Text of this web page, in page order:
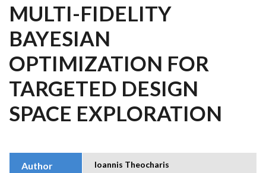
MULTI-FIDELITY
BAYESIAN
OPTIMIZATION FOR
TARGETED DESIGN
SPACE EXPLORATION
Author
Ioannis Theocharis